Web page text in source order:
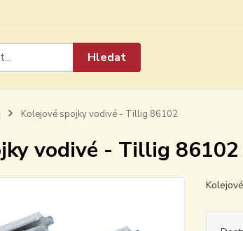
Hledat
Kolejové spojky vodivé - Tillig 86102
vodivé - Tillig 86102